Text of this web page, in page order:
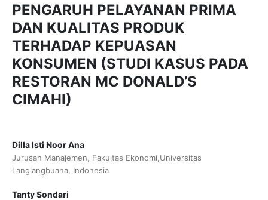
PENGARUH PELAYANAN PRIMA
DAN KUALITAS PRODUK
TERHADAP KEPUASAN
KONSUMEN (STUDI KASUS PADA
RESTORAN MC DONALD’S
CIMAHI)
Dilla Isti Noor Ana
Jurusan Manajemen, Fakultas Ekonomi,Universitas
Langlangbuana, Indonesia
Tanty Sondari